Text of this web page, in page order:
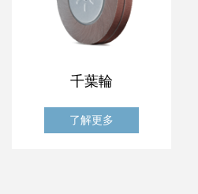
千葉輪
了解更多